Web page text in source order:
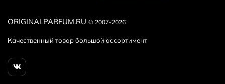
ORIGINALPARFUM.RU © 2007-2026
Качественный товар большой ассортимент